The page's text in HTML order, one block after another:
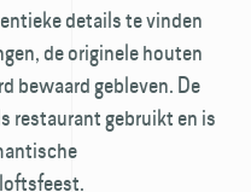
details te vinden
de originele houten
bewaard gebleven. De
restaurant gebruikt en is